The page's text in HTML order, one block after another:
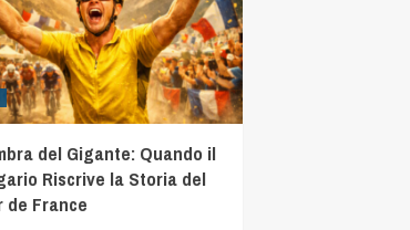
del Gigante: Quando il
Riscrive la Storia del
de France